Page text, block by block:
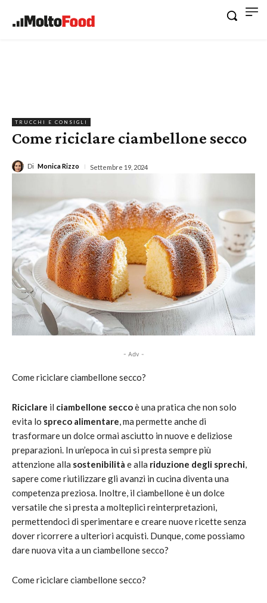
TRUCCHI E CONSIGLI
Come riciclare ciambellone secco
Di Monica Rizzo Settembre 19, 2024
- Adv -
Come riciclare ciambellone secco?
Riciclare il ciambellone seccoè una pratica che non solo
evita lo spreco alimentare, ma permette anche di
trasformare un dolce ormai asciutto in nuove e deliziose
preparazioni. In un’epoca in cui si presta sempre più
attenzione alla sostenibilità e alla riduzione degli sprechi,
sapere come riutilizzare gli avanzi in cucina diventa una
competenza preziosa. Inoltre, il ciambellone è un dolce
versatile che si presta a molteplici reinterpretazioni,
permettendoci di sperimentare e creare nuove ricette senza
dover ricorrere a ulteriori acquisti. Dunque, come possiamo
dare nuova vita a un ciambellone secco?
Come riciclare ciambellone secco?